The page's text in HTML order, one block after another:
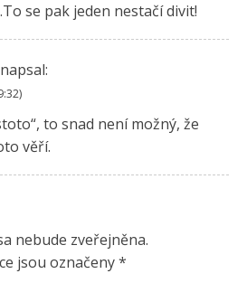
se pak jeden nestačí divit!
napsal:
to snad není možný, že
věří.
nebude zveřejněna.
jsou označeny*